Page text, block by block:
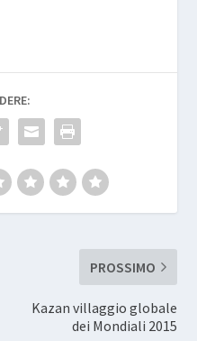
PROSSIMO
Kazan villaggio globale
dei Mondiali 2015